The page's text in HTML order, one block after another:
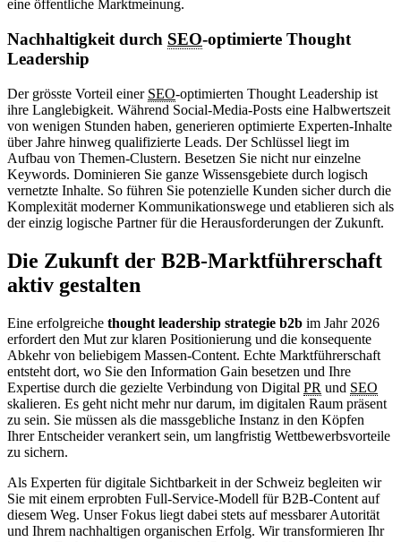
eine öffentliche Marktmeinung.
Nachhaltigkeit durch SEO-optimierte Thought
Leadership
Der grösste Vorteil einer SEO-optimierten Thought Leadership ist
ihre Langlebigkeit. Während Social-Media-Posts eine Halbwertszeit
von wenigen Stunden haben, generieren optimierte Experten-Inhalte
über Jahre hinweg qualifizierte Leads. Der Schlüssel liegt im
Aufbau von Themen-Clustern. Besetzen Sie nicht nur einzelne
Keywords. Dominieren Sie ganze Wissensgebiete durch logisch
vernetzte Inhalte. So führen Sie potenzielle Kunden sicher durch die
Komplexität moderner Kommunikationswege und etablieren sich als
der einzig logische Partner für die Herausforderungen der Zukunft.
Die Zukunft der B2B-Marktführerschaft
aktiv gestalten
Eine erfolgreiche thought leadership strategie b2b im Jahr 2026
erfordert den Mut zur klaren Positionierung und die konsequente
Abkehr von beliebigem Massen-Content. Echte Marktführerschaft
entsteht dort, wo Sie den Information Gain besetzen und Ihre
Expertise durch die gezielte Verbindung von Digital PR und SEO
skalieren. Es geht nicht mehr nur darum, im digitalen Raum präsent
zu sein. Sie müssen als die massgebliche Instanz in den Köpfen
Ihrer Entscheider verankert sein, um langfristig Wettbewerbsvorteile
zu sichern.
Als Experten für digitale Sichtbarkeit in der Schweiz begleiten wir
Sie mit einem erprobten Full-Service-Modell für B2B-Content auf
diesem Weg. Unser Fokus liegt dabei stets auf messbarer Autorität
und Ihrem nachhaltigen organischen Erfolg. Wir transformieren Ihr